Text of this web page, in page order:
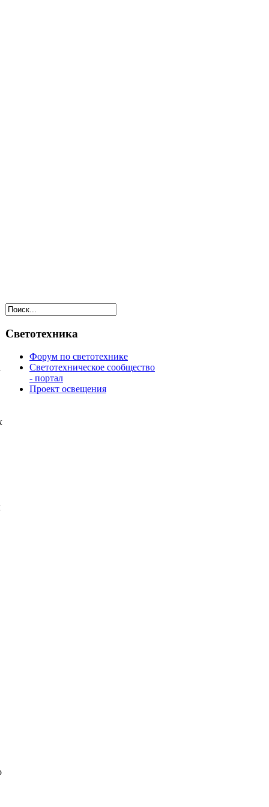
Светотехника
Форум по светотехнике
Светотехническое сообщество
- портал
Проект освещения